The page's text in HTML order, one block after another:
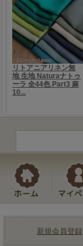
新規会員登録